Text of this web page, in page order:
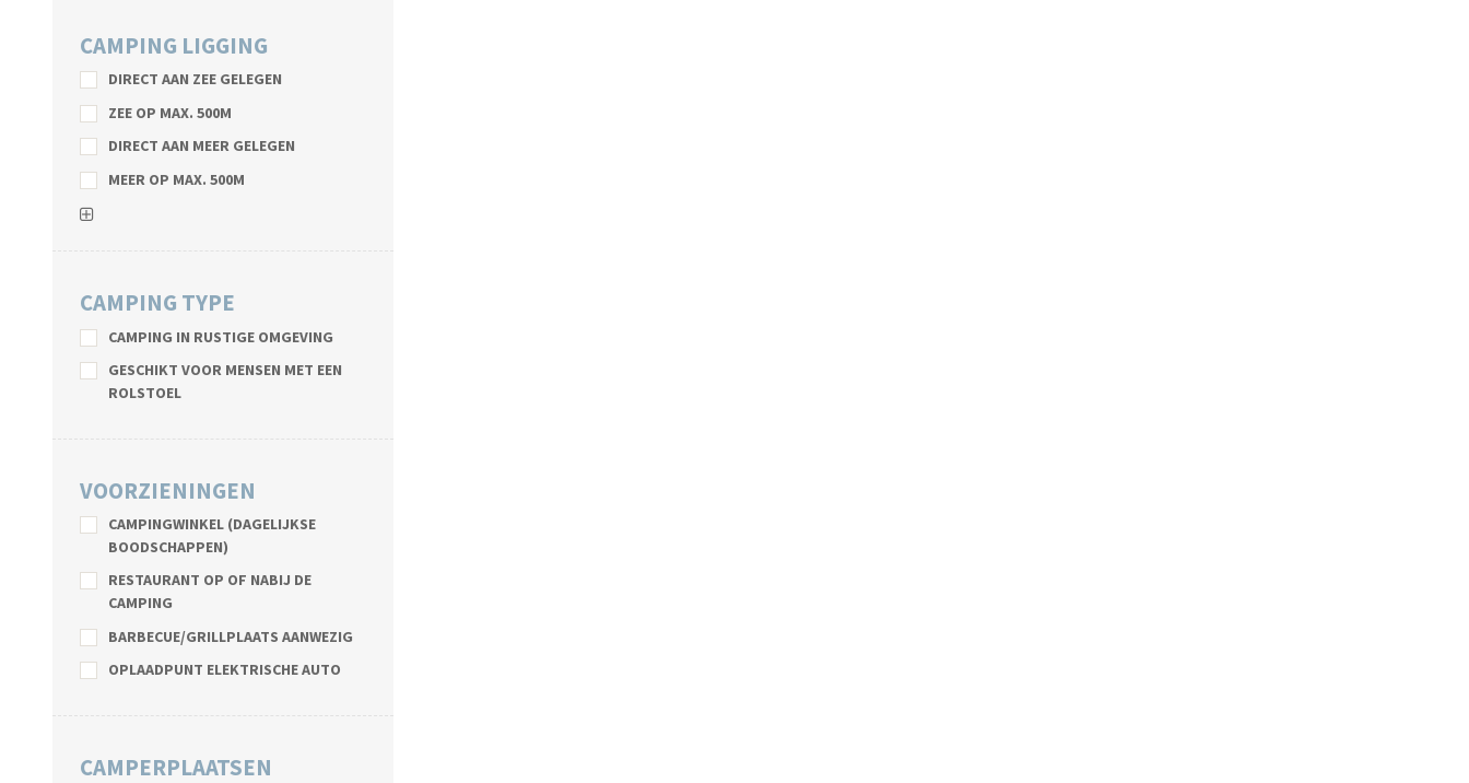
CAMPING LIGGING
DIRECT AAN ZEE GELEGEN
ZEE OP MAX. 500M
DIRECT AAN MEER GELEGEN
MEER OP MAX. 500M
CAMPING TYPE
CAMPING IN RUSTIGE OMGEVING
GESCHIKT VOOR MENSEN MET EEN
ROLSTOEL
VOORZIENINGEN
CAMPINGWINKEL (DAGELIJKSE
BOODSCHAPPEN)
RESTAURANT OP OF NABIJ DE
CAMPING
BARBECUE/GRILLPLAATS AANWEZIG
OPLAADPUNT ELEKTRISCHE AUTO
CAMPERPLAATSEN